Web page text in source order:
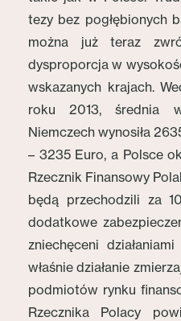
tezy bez pogłębionych
można już teraz
dysproporcja w
wskazanych krajach.
roku 2013, średnia
Niemczech wynosiła
– 3235 Euro, a Polsce
Rzecznik Finansowy
będą przechodzili za
dodatkowe
zniechęceni
właśnie działanie
podmiotów rynku
Rzecznika Polacy